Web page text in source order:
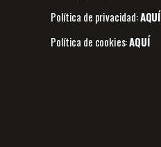
Política de privacidad:AQUÍ
Política de cookies:AQUÍ